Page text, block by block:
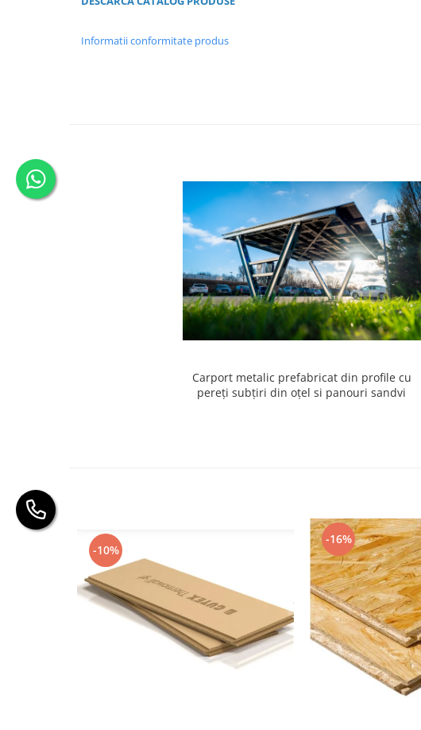
Informatii conformitate produs
Carport metalic prefabricat din profile cu
pereți subțiri din oțel si panouri sandvi
-10%
-16%